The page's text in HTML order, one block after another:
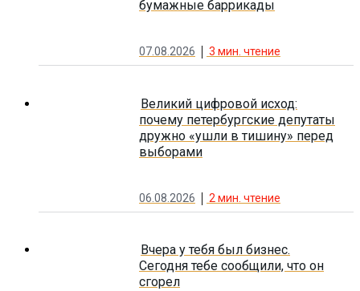
бумажные баррикады
07.08.2026 3 мин. чтение
Великий цифровой исход:
почему петербургские депутаты
дружно «ушли в тишину» перед
выборами
06.08.2026 2 мин. чтение
Вчера у тебя был бизнес.
Сегодня тебе сообщили, что он
сгорел